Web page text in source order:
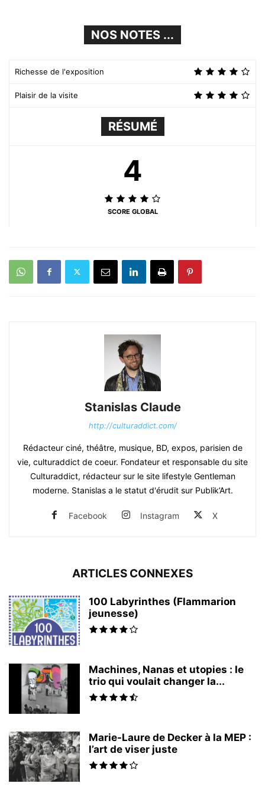
NOS NOTES ...
Richesse de l'exposition
Plaisir de la visite
RÉSUMÉ
4
SCORE GLOBAL
Stanislas Claude
http://culturaddict.com/
Rédacteur ciné, théâtre, musique, BD, expos, parisien de
vie, culturaddict de coeur. Fondateur et responsable du site
Culturaddict, rédacteur sur le site lifestyle Gentleman
moderne. Stanislas a le statut d'érudit sur Publik’Art.
Facebook Instagram X
ARTICLES CONNEXES
100 Labyrinthes (Flammarion
jeunesse)
Machines, Nanas et utopies : le
trio qui voulait changer la...
Marie-Laure de Decker à la MEP :
l’art de viser juste